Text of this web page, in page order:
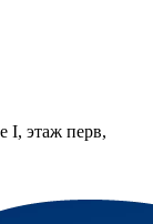
I, этаж перв,